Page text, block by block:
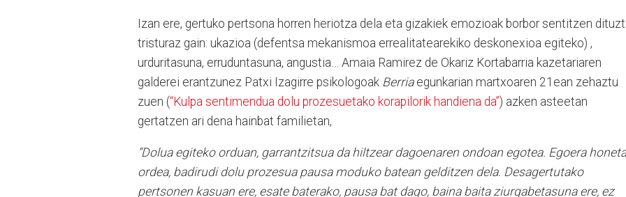
Izan ere, gertuko pertsona horren heriotza dela eta gizakiek emozioak borbor sentitzen
tristuraz gain: ukazioa (defentsa mekanismoa errealitatearekiko deskonexioa egiteko) ,
urduritasuna, erruduntasuna, angustia… Amaia Ramirez de Okariz Kortabarria kazetariaren
galderei erantzunez Patxi Izagirre psikologoak Berriaegunkarian martxoaren 21ean zehaztu
zuen (“Kulpa sentimendua dolu prozesuetako korapilorik handiena da”) azken asteetan
gertatzen ari dena hainbat familietan,
“Dolua egiteko orduan, garrantzitsua da hiltzear dagoenaren ondoan egotea. Egoera
ordea, badirudi dolu prozesua pausa moduko batean gelditzen dela. Desagertutako
pertsonen kasuan ere, esate baterako, pausa bat dago, baina baita ziurgabetasuna ere, ez